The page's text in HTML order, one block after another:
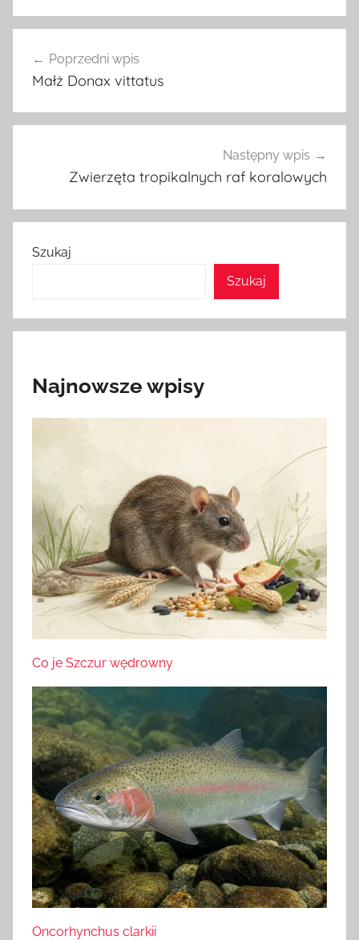
wpisu
Poprzedni wpis
Małż Donax vittatus
Następny wpis
Zwierzęta tropikalnych raf koralowych
Szukaj
Szukaj
Najnowsze wpisy
Co je Szczur wędrowny
Oncorhynchus clarkii